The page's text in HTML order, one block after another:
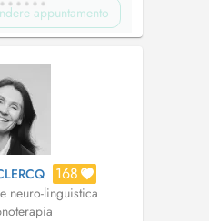
appuntamento
168
neuro-linguistica